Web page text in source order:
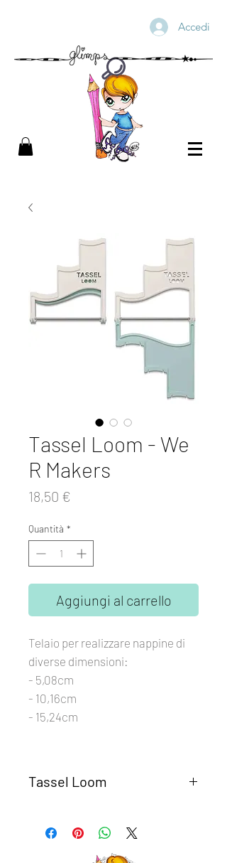
Accedi
Tassel Loom - We
R Makers
18,50 €
Quantità *
Aggiungi al carrello
Telaio per realizzare nappine di
diverse dimensioni:
- 5,08cm
- 10,16cm
- 15,24cm
Tassel Loom
possono realizzare facilmente
nappine decorativi di diverse
dimensioni, perfette per ogni